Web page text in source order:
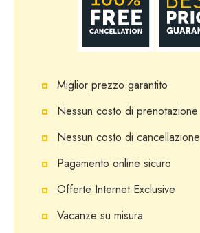
Miglior prezzo garantito
Nessun costo di prenotazione
Nessun costo di cancellazione
Pagamento online sicuro
Offerte Internet Exclusive
Vacanze su misura